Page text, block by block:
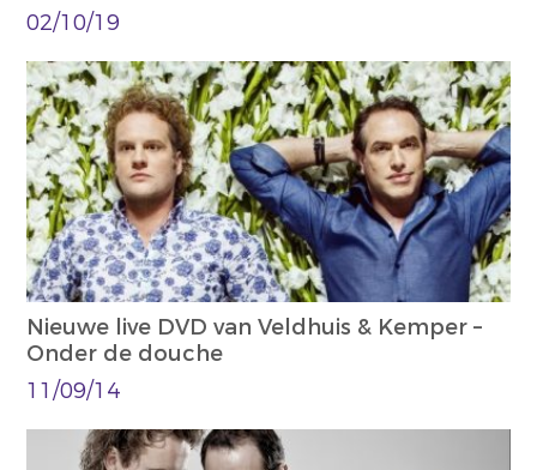
02/10/19
Nieuwe live DVD van Veldhuis & Kemper –
Onder de douche
11/09/14